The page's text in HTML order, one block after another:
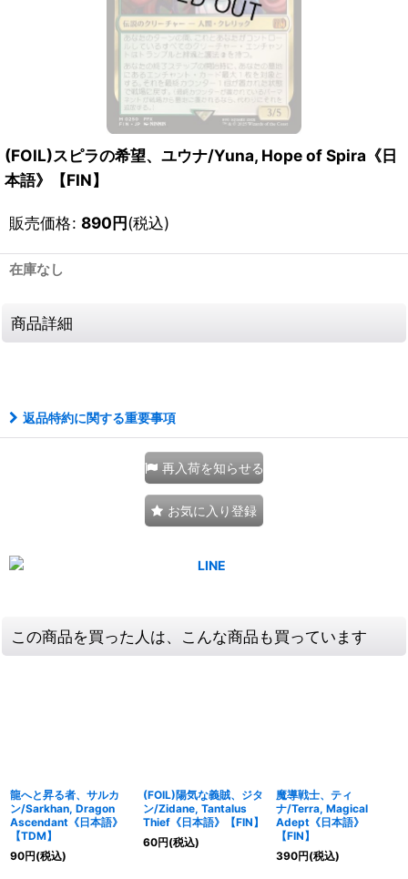
(FOIL)スピラの希望、ユウナ/Yuna, Hope of Spira《日
本語》【FIN】
販売価格: 890円(税込)
在庫なし
商品詳細
返品特約に関する重要事項
再入荷を知らせる
お気に入り登録
この商品を買った人は、こんな商品も買っています
龍へと昇る者、サルカ
ン/Sarkhan, Dragon
Ascendant《日本語》
【TDM】
90円(税込)
(FOIL)陽気な義賊、ジタ
ン/Zidane, Tantalus
Thief《日本語》【FIN】
60円(税込)
魔導戦士、ティ
ナ/Terra, Magical
Adept《日本語》
【FIN】
390円(税込)